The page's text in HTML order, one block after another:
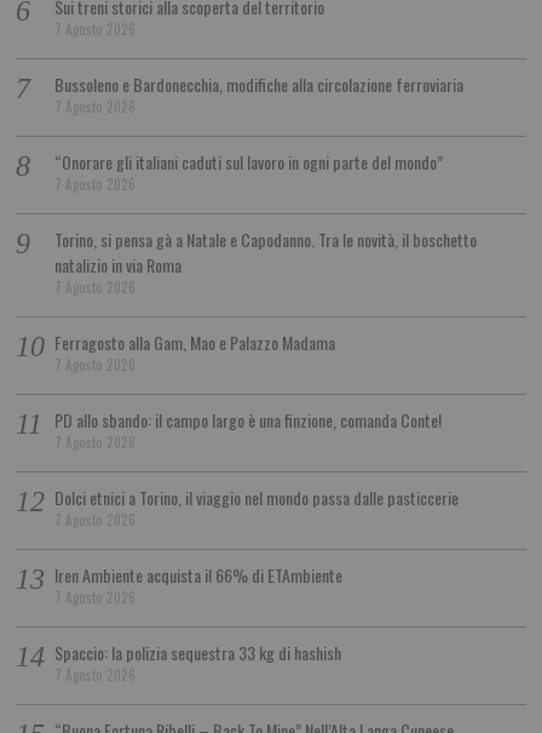
Sui treni storici alla scoperta del territorio
7 Agosto 2026
Bussoleno e Bardonecchia, modifiche alla circolazione ferroviaria
7 Agosto 2026
“Onorare gli italiani caduti sul lavoro in ogni parte del mondo”
7 Agosto 2026
Torino, si pensa gà a Natale e Capodanno. Tra le novità, il boschetto
natalizio in via Roma
7 Agosto 2026
Ferragosto alla Gam, Mao e Palazzo Madama
7 Agosto 2026
PD allo sbando: il campo largo è una finzione, comanda Conte!
7 Agosto 2026
Dolci etnici a Torino, il viaggio nel mondo passa dalle pasticcerie
7 Agosto 2026
Iren Ambiente acquista il 66% di ETAmbiente
7 Agosto 2026
Spaccio: la polizia sequestra 33 kg di hashish
7 Agosto 2026